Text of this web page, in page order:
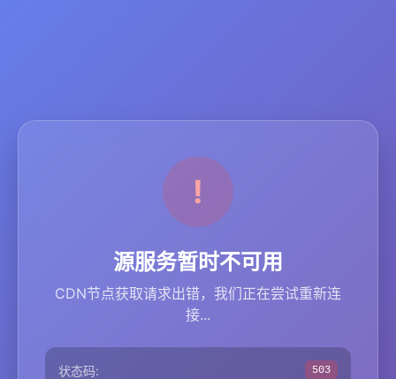
源服务暂时不可用
CDN节点获取请求出错，我们正在尝试重新连
接...
状态码: 503